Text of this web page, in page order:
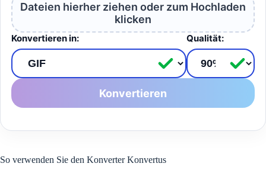
Dateien hierher ziehen oder zum Hochladen
klicken
Konvertieren in: Qualität:
Konvertieren
So verwenden Sie den Konverter Konvertus